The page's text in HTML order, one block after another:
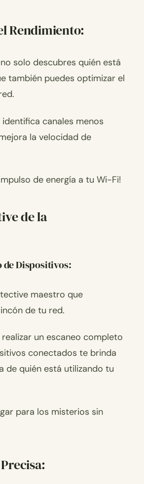
Rendimiento:
solo descubres quién está
también puedes optimizar el
identifica canales menos
la velocidad de
de energía a tu Wi-Fi!
de la
de Dispositivos:
maestro que
de tu red.
un escaneo completo
conectados te brinda
de quién está utilizando tu
para los misterios sin